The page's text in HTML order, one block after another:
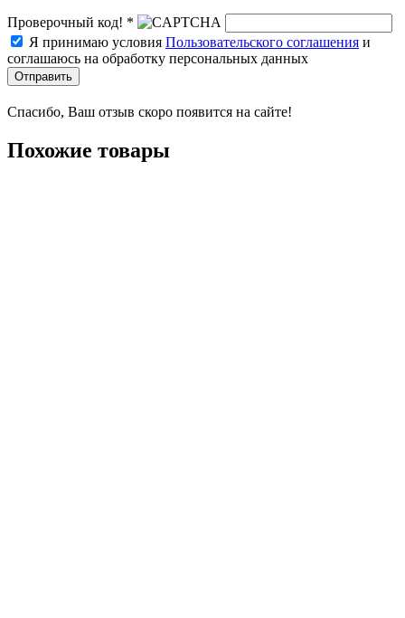
Проверочный код! *
Я принимаю условия Пользовательского соглашения и
соглашаюсь на обработку персональных данных
Отправить
Спасибо, Ваш отзыв скоро появится на сайте!
Похожие товары